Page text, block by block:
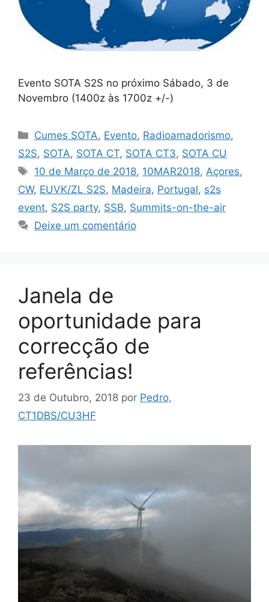
Evento SOTA S2S no próximo Sábado, 3 de
Novembro (1400z às 1700z +/-)
Categorias
Cumes SOTA, Evento, Radioamadorismo,
S2S, SOTA, SOTA CT, SOTA CT3, SOTA CU
Etiquetas
10 de Março de 2018, 10MAR2018, Açores,
CW, EUVK/ZL S2S, Madeira, Portugal, s2s
event, S2S party, SSB, Summits-on-the-air
Deixe um comentário
Janela de
oportunidade para
correcção de
referências!
23 de Outubro, 2018 por Pedro,
CT1DBS/CU3HF